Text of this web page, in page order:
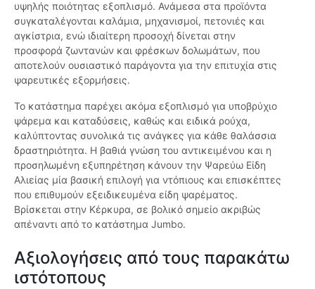
υψηλής ποιότητας εξοπλισμό. Ανάμεσα στα προϊόντα
συγκαταλέγονται καλάμια, μηχανισμοί, πετονιές και
αγκίστρια, ενώ ιδιαίτερη προσοχή δίνεται στην
προσφορά ζωντανών και φρέσκων δολωμάτων, που
αποτελούν ουσιαστικό παράγοντα για την επιτυχία στις
ψαρευτικές εξορμήσεις.
Το κατάστημα παρέχει ακόμα εξοπλισμό για υποβρύχιο
ψάρεμα και καταδύσεις, καθώς και ειδικά ρούχα,
καλύπτοντας συνολικά τις ανάγκες για κάθε θαλάσσια
δραστηριότητα. Η βαθιά γνώση του αντικειμένου και η
προσηλωμένη εξυπηρέτηση κάνουν την Ψαρεύω Είδη
Αλιείας μία βασική επιλογή για ντόπιους και επισκέπτες
που επιθυμούν εξειδικευμένα είδη ψαρέματος.
Βρίσκεται στην Κέρκυρα, σε βολικό σημείο ακριβώς
απέναντι από το κατάστημα Jumbo.
Αξιολογήσεις από τους παρακάτω
ιστότοπους